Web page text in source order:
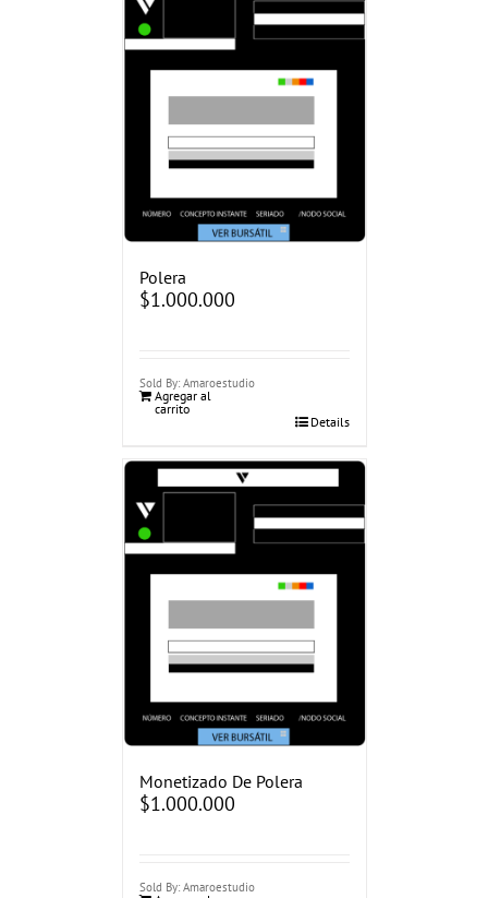
Polera
$1.000.000
Sold By: Amaroestudio
Agregar al
carrito
Details
Monetizado De Polera
$1.000.000
Sold By: Amaroestudio